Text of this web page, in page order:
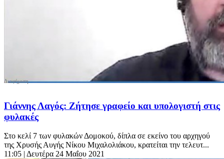
Γιάννης Λαγός: Ζήτησε γραφείο και υπολογιστή στις
φυλακές
Στο κελί 7 των φυλακών Δομοκού, δίπλα σε εκείνο του αρχηγού
της Χρυσής Αυγής Νίκου Μιχαλολιάκου, κρατείται την τελευτ...
11:05 | Δευτέρα 24 Μαΐου 2021